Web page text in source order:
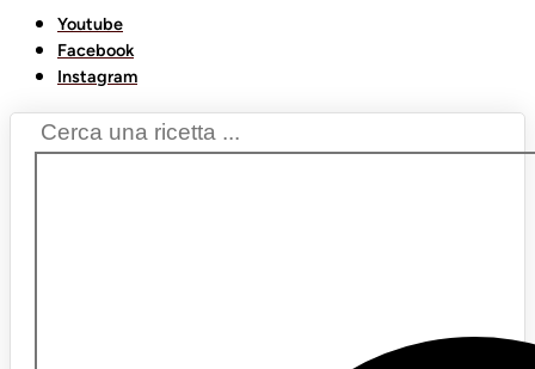
Youtube
Facebook
Instagram
Search
...